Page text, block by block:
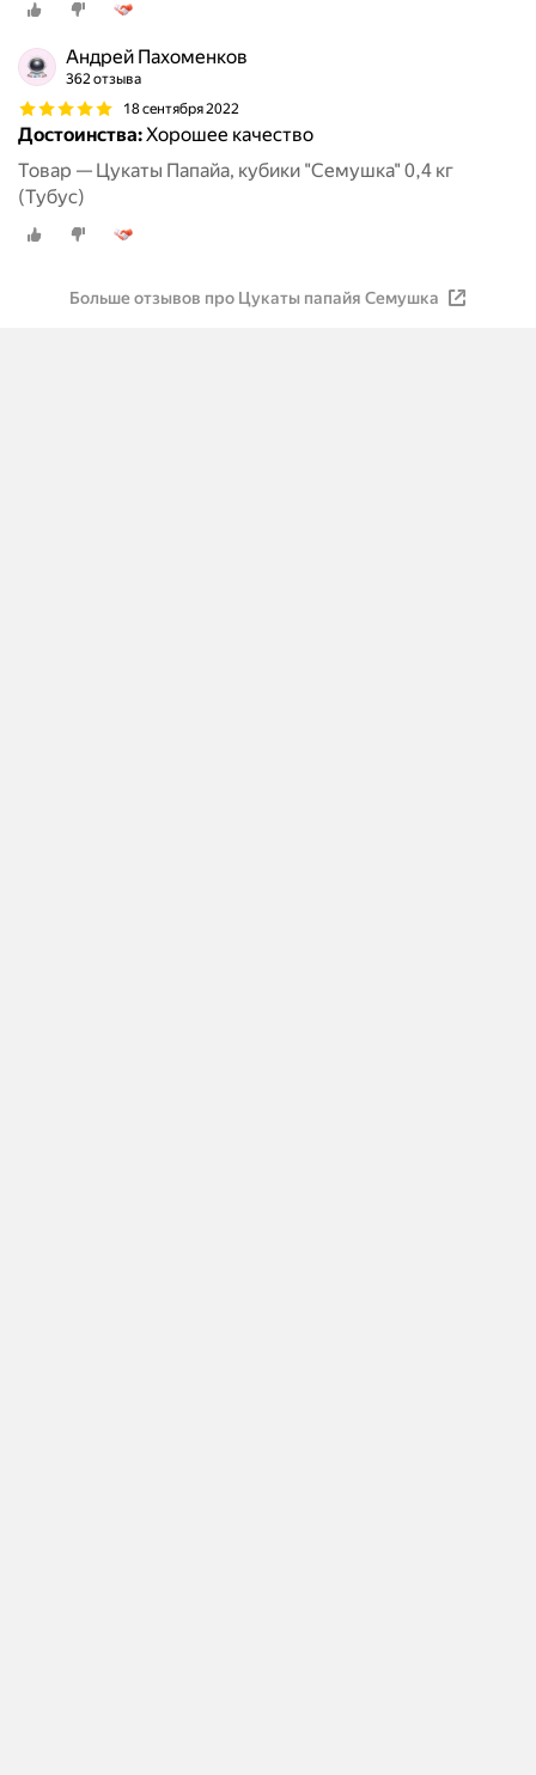
Андрей Пахоменков
362 отзыва
18 сентября 2022
Достоинства:Хорошее качество
Товар — Цукаты Папайа, кубики "Семушка" 0,4 кг
(Тубус)
Больше отзывов про Цукаты папайя Семушка